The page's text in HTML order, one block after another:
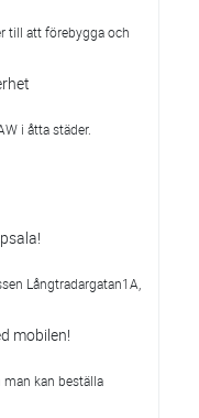
till att förebygga och
i åtta städer.
Långtradargatan1A,
mobilen!
kan beställa